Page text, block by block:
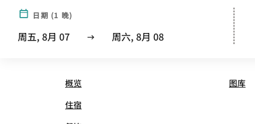
日期 (1 晚)
周五, 8月 07 周六, 8月 08
LE MÉRIDIEN® TAICHUNG
概览
住宿
图库